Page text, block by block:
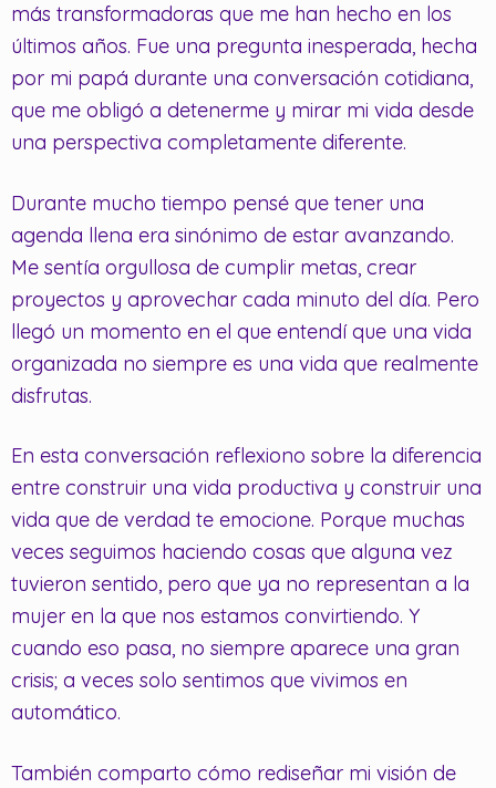
más transformadoras que me han hecho en los
últimos años. Fue una pregunta inesperada, hecha
por mi papá durante una conversación cotidiana,
que me obligó a detenerme y mirar mi vida desde
una perspectiva completamente diferente.
Durante mucho tiempo pensé que tener una
agenda llena era sinónimo de estar avanzando.
Me sentía orgullosa de cumplir metas, crear
proyectos y aprovechar cada minuto del día. Pero
llegó un momento en el que entendí que una vida
organizada no siempre es una vida que realmente
disfrutas.
En esta conversación reflexiono sobre la diferencia
entre construir una vida productiva y construir una
vida que de verdad te emocione. Porque muchas
veces seguimos haciendo cosas que alguna vez
tuvieron sentido, pero que ya no representan a la
mujer en la que nos estamos convirtiendo. Y
cuando eso pasa, no siempre aparece una gran
crisis; a veces solo sentimos que vivimos en
automático.
También comparto cómo rediseñar mi visión de